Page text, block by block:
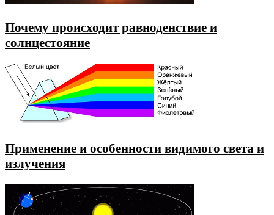
Почему происходит равноденствие и
солнцестояние
Применение и особенности видимого света и
излучения